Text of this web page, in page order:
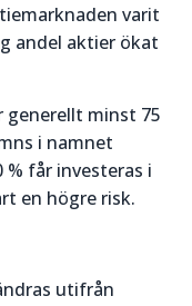
varit
andel aktier ökat
generellt minst 75
i namnet
får investeras i
en högre risk.
utifrån